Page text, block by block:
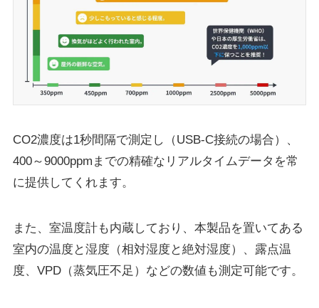
CO2濃度は1秒間隔で測定し（USB-C接続の場合）、
400～9000ppmまでの精確なリアルタイムデータを常
に提供してくれます。
また、室温度計も内蔵しており、本製品を置いてある
室内の温度と湿度（相対湿度と絶対湿度）、露点温
度、VPD（蒸気圧不足）などの数値も測定可能です。